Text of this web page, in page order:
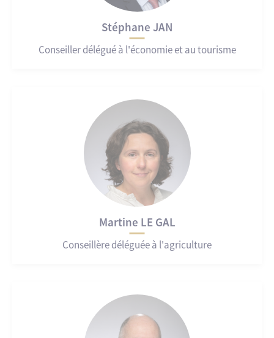
Stéphane JAN
Conseiller délégué à l'économie et au tourisme
Martine LE GAL
Conseillère déléguée à l'agriculture